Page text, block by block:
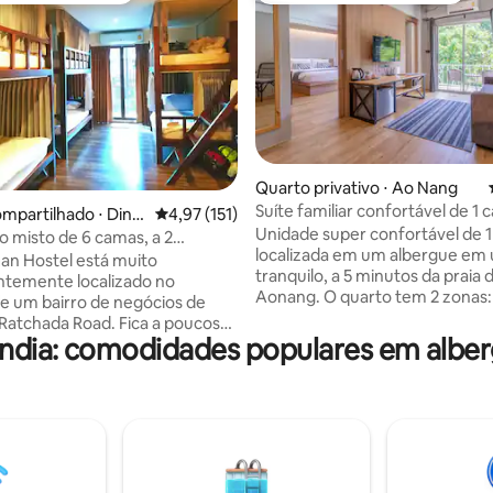
de 5, 45 avaliações
⋅ Din
4,97 de uma avaliação média de 5, 151
4,97 (151)
misto de 6 camas, a 2
do metrô MRT
Hostel está muito
localizado no
um bairro de negócios de
Road. Fica a poucos
pé do metrô MRT (estação
9) e da Asoke Road. Fica a
fornecemos acesso Wi-Fi
Quarto privativo ⋅ Ao Nang
Suíte familiar confortável de 1
até 4 pessoas
Unidade super confortável de
localizada em um albergue em
tranquilo, a 5 minutos da praia
Aonang. O quarto tem 2
confortável e uma sala de estar
sofá-cama tamanho queen
inteligente, Wifi, Cofre e um
mesa e cadeiras. Restaurante
comodidades populares em